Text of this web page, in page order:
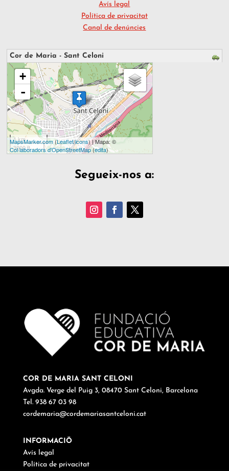
Avís legal
Política de privacitat
Canal de denúncies
Cor de Maria - Sant Celoni
s'està carregant el mapa - espereu...
+
-
1 km
3000 ft
MapsMarker.com (Leaflet/icons) | Mapa: ©
Col·laboradors d'OpenStreetMap(edita)
Segueix-nos a:
COR DE MARIA SANT CELONI
Avgda. Verge del Puig 3, 08470 Sant Celoni, Barcelona
Tel. 938 67 03 98
cordemaria@cordemariasantceloni.cat
INFORMACIÖ
Avís legal
Política de privacitat